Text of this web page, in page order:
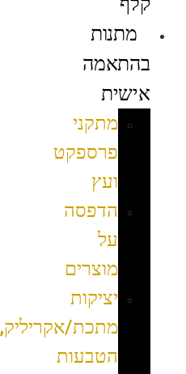
מתנות
בהתאמה
אישית
מתקני
פרספקט
ועץ
הדפסה
על
מוצרים
יציקות
מתכת/אקריליק,
הטבעות